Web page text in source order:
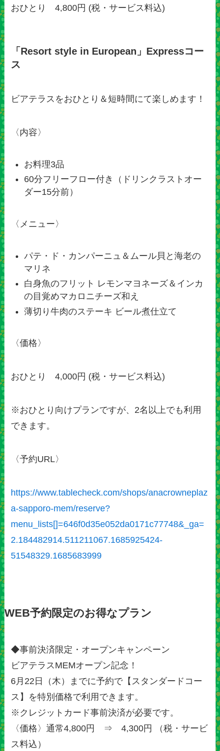
おひとり 4,800円 (税・サービス料込)
「Resort style in European」Expressコー
ス
ビアテラスをおひとり＆短時間にて楽しめます！
〈内容〉
お料理3品
60分フリーフロー付き（ドリンクラストオー
ダー15分前）
〈メニュー〉
パテ・ド・カンパーニュ＆ムール貝と海老の
マリネ
白身魚のフリット レモンマヨネーズ＆インカ
の目覚めマカロニチーズ和え
薄切り牛肉のステーキ ビール煮仕立て
〈価格〉
おひとり 4,000円 (税・サービス料込)
※おひとり向けプランですが、2名以上でも利用
できます。
〈予約URL〉
https://www.tablecheck.com/shops/anacrowneplaz
a-sapporo-mem/reserve?
menu_lists[]=646f0d35e052da0171c77748&_ga=
2.184482914.511211067.1685925424-
51548329.1685683999
WEB予約限定のお得なプラン
◆事前決済限定・オープンキャンペーン
ビアテラスMEMオープン記念！
6月22日（木）までに予約で【スタンダードコー
ス】を特別価格で利用できます。
※クレジットカード事前決済が必要です。
〈価格〉通常4,800円 ⇒ 4,300円 （税・サービ
ス料込）